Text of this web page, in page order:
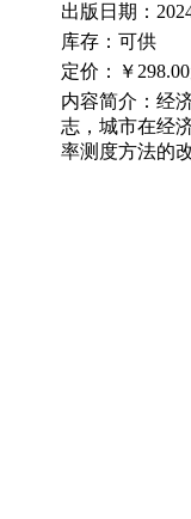
出版日期：
库存：可供
定价：
￥
内容简介：经
志，城市在经
率测度方法的